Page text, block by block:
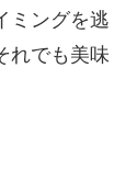
ミングを逃
れでも美味